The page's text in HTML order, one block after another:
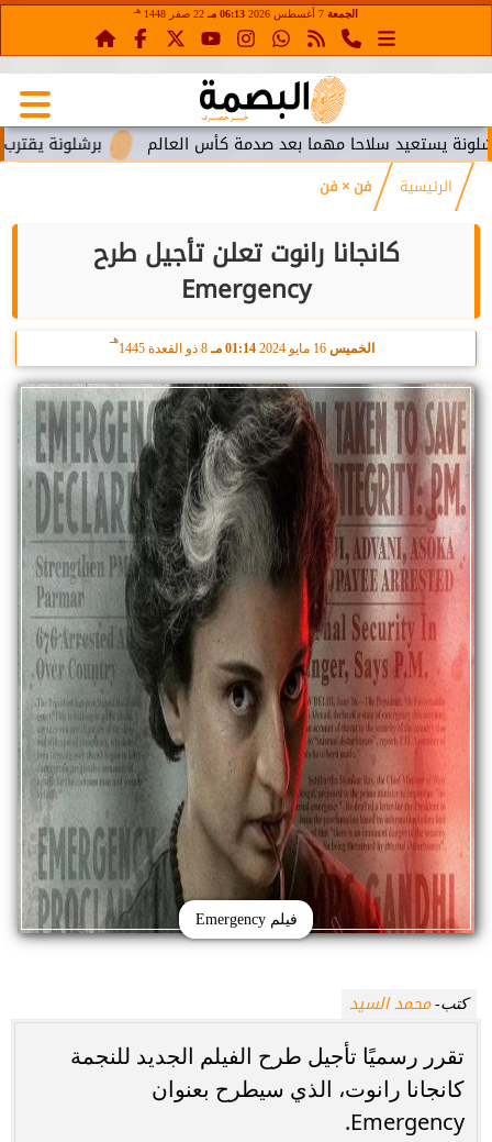
الجمعة 06:13 مـ 22 صفر 1448 هـ
برشلونة يقترب من سلاحا مهما بعد صدمة كأس العالم
الرئيسية فن × فن
كانجانا رانوت تعلن تأجيل طرح
Emergency
الخميس 16 مايو 2024 01:14 مـ 8 ذو القعدة 1445
هـ
فيلم Emergency
كتب-محمد السيد
تقرر رسميًا تأجيل طرح الفيلم الجديد للنجمة
كانجانا رانوت، الذي سيطرح بعنوان
Emergency.